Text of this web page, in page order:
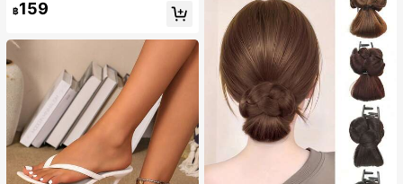
กุด, เสื้อลำลองสีดำสำหรับฤดูร้อน
฿159